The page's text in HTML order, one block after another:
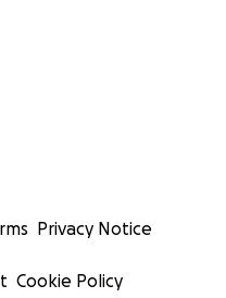
Privacy Notice
Cookie Policy